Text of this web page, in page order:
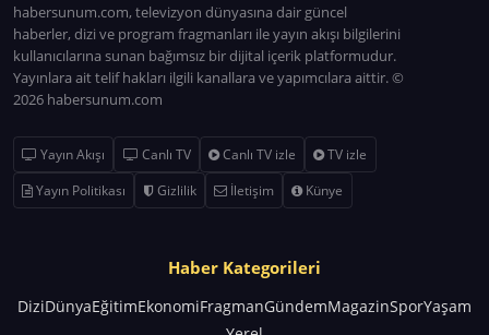
habersunum.com, televizyon dünyasına dair güncel
haberler, dizi ve program fragmanları ile yayın akışı bilgilerini
kullanıcılarına sunan bağımsız bir dijital içerik platformudur.
Yayınlara ait telif hakları ilgili kanallara ve yapımcılara aittir. ©
2026 habersunum.com
Yayın Akışı Canlı TV Canlı TV izle
TV izle
Yayın Politikası
Gizlilik İletişim Künye
Haber Kategorileri
DiziDünyaEğitimEkonomiFragmanGündemMagazinSporYaşam